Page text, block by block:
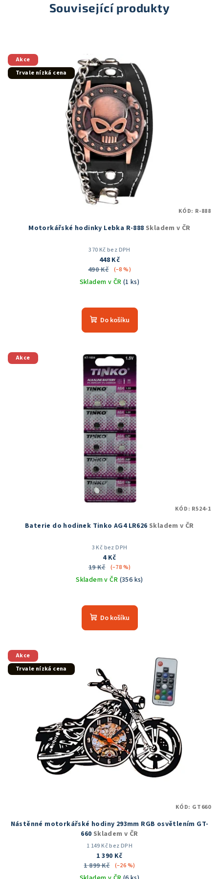
Související produkty
Akce
Trvale nízká cena
Motorkářské hodinky Lebka R-888 Skladem v ČR
370 Kč bez DPH
448 Kč
490 Kč
(–8 %)
Skladem v ČR (1 ks)
hodnocení
produktu
5
hvězdiček.
Do košíku
KÓD: R-888
Akce
Baterie do hodinek Tinko AG4 LR626 Skladem v ČR
3 Kč bez DPH
4 Kč
19 Kč
(–78 %)
Skladem v ČR (356 ks)
hodnocení
produktu
Do košíku
KÓD: R524-1
Akce
Trvale nízká cena
Nástěnné motorkářské hodiny 293mm RGB osvětlením GT-
660 Skladem v ČR
1 149 Kč bez DPH
1 390 Kč
1 899 Kč
(–26 %)
KÓD: GT660